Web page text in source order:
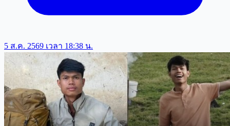
5 ส.ค. 2569 เวลา 18:38 น.